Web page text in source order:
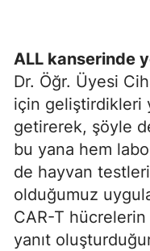
ALL kanserinde
Dr. Öğr. Üyesi
için geliştirdikleri
getirerek, şöyle
bu yana hem
de hayvan
olduğumuz
CAR-T
yanıt